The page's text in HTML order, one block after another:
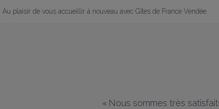
Au plaisir de vous accueillir à nouveau avec Gîtes de France Vendée.
« Nous sommes très